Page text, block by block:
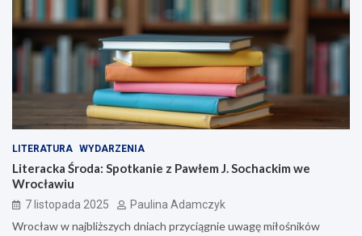
LITERATURA WYDARZENIA
Literacka Środa: Spotkanie z Pawłem J. Sochackim we
Wrocławiu
7 listopada 2025 Paulina Adamczyk
Wrocław w najbliższych dniach przyciągnie uwagę miłośników